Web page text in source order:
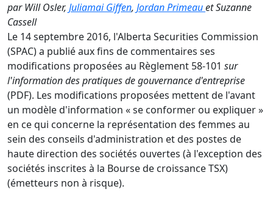
parWill Osler, Juliamai Giffen, Jordan Primeauet Suzanne
Cassell
Le 14 septembre 2016, l'Alberta Securities Commission
(SPAC) a publié aux fins de commentaires ses
modifications proposées au Règlement 58-101 sur
l'information des pratiques de gouvernance d'entreprise
(PDF). Les modifications proposées mettent de l'avant
un modèle d'information « se conformer ou expliquer »
en ce qui concerne la représentation des femmes au
sein des conseils d'administration et des postes de
haute direction des sociétés ouvertes (à l'exception des
sociétés inscrites à la Bourse de croissance TSX)
(émetteurs non à risque).